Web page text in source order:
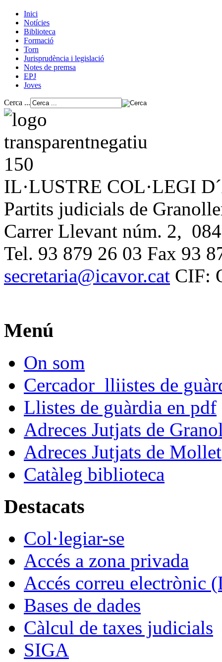
Inici
Notícies
Biblioteca
Formació
Torn
Jurisprudència i legislació
Notes de premsa
EPJ
Joves
Cerca ...
IL·LUSTRE COL·LEGI
Partits judicials de
Carrer Llevant núm. 2,
Tel. 93 879 26 03 Fax 93
secretaria@icavor.cat CIF:
Menú
On som
Cercador lliistes de
Llistes de guàrdia en pdf
Adreces Jutjats de
Adreces Jutjats de Mollet
Catàleg biblioteca
Destacats
Col·legiar-se
Accés a zona privada
Accés correu electrònic
Bases de dades
Càlcul de taxes judicials
SIGA